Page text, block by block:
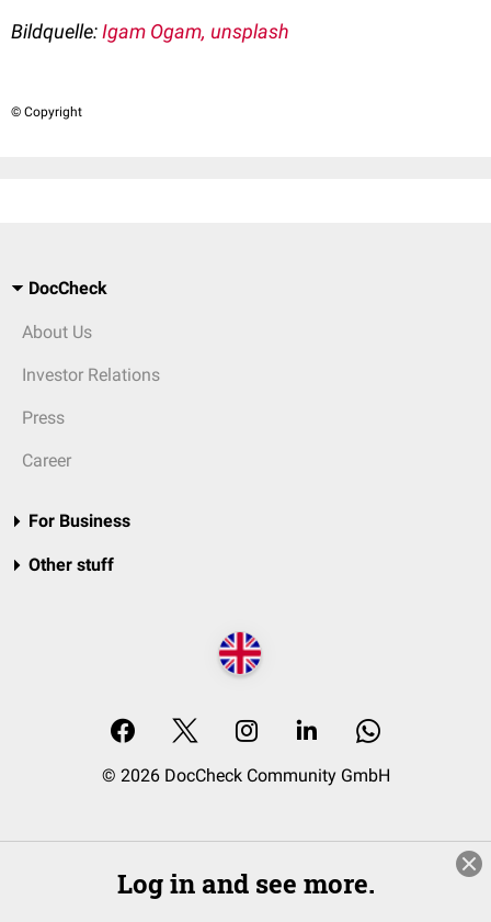
Bildquelle:Igam Ogam, unsplash
© Copyright
DocCheck
About Us
Investor Relations
Press
Career
For Business
Other stuff
© 2026 DocCheck Community GmbH
Log in and see more.